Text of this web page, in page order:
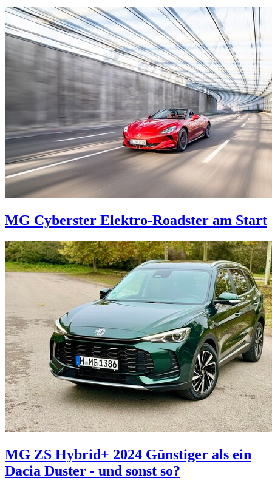
MG Cyberster Elektro-Roadster am Start
MG ZS Hybrid+ 2024 Günstiger als ein
Dacia Duster - und sonst so?